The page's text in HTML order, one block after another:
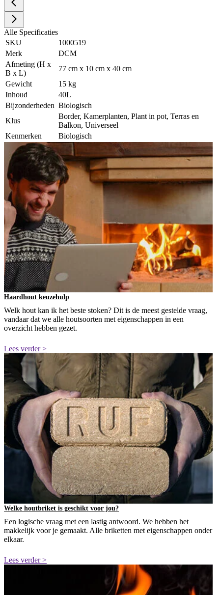
Alle Specificaties
SKU
1000519
Merk
DCM
Afmeting (H x
B x L)
77 cm x 10 cm x 40 cm
Gewicht
15 kg
Inhoud
40L
Bijzonderheden Biologisch
Klus
Border, Kamerplanten, Plant in pot, Terras en
Balkon, Universeel
Kenmerken
Biologisch
Haardhout keuzehulp
Welk hout kan ik het beste stoken? Dit is de meest gestelde vraag,
vandaar dat we alle houtsoorten met eigenschappen in een
overzicht hebben gezet.
Lees verder >
Welke houtbriket is geschikt voor jou?
Een logische vraag met een lastig antwoord. We hebben het
makkelijk voor je gemaakt. Alle briketten met eigenschappen onder
elkaar.
Lees verder >